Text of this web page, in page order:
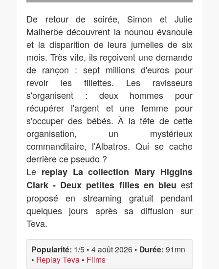
De retour de soirée, Simon et Julie
Malherbe découvrent la nounou évanouie
et la disparition de leurs jumelles de six
mois. Très vite, ils reçoivent une demande
de rançon : sept millions d'euros pour
revoir les fillettes. Les ravisseurs
s'organisent : deux hommes pour
récupérer l'argent et une femme pour
s'occuper des bébés. À la tête de cette
organisation, un mystérieux
commanditaire, l'Albatros. Qui se cache
derrière ce pseudo ?
Le replay La collection Mary Higgins
Clark - Deux petites filles en bleu est
proposé en streaming gratuit pendant
quelques jours après sa diffusion sur
Teva.
Popularité: 1/5 • 4 août 2026 • Durée: 91mn
• Replay Teva • Films